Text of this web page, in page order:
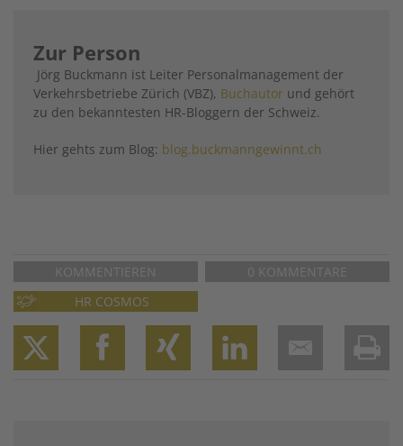
Zur Person
Jörg Buckmann ist Leiter Personalmanagement der
Verkehrsbetriebe Zürich (VBZ), Buchautor und gehört
zu den bekanntesten HR-Bloggern der Schweiz.
Hier gehts zum Blog: blog.buckmanngewinnt.ch
KOMMENTIEREN
0 KOMMENTARE
HR COSMOS